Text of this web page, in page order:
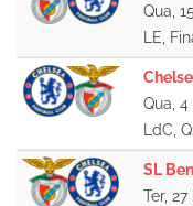
Qua,
LE,
Qua, 4
LdC,
SL
Ter,